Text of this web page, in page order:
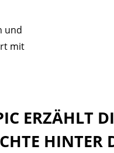
und
mit
ERZÄHLT
HINTER